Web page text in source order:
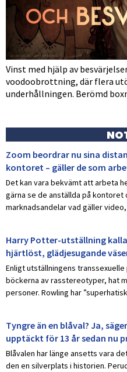
Vinst med hjälp av
voodoobrottning, där flera
underhållningen. Berömd
Zoom beordrar nu sina
kontoret – gäller de som
Det kan vara bekvämt att arbeta
gärna se de anställda på
marknadsandelar vad gäller
Harry Potter-utställning
hjärtlöst, glädjesugande
Enligt utställningens
böckerna av rasstereotyper, hat
personer. Rowling har
Tyngre än en blåval? Ja,
upptäckt för 13 år sedan nu
Blåvalen har länge ansetts vara
den en silverplats i historien.